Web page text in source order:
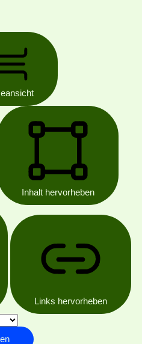
Inhalt hervorheben
Links hervorheben